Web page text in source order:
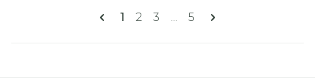
Pagina's
U lees momenteel pagina
1 Pagina
2 Pagina
3 ... Pagina
5